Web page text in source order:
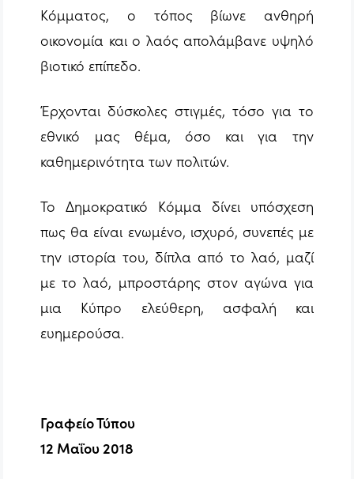
Κόμματος, ο τόπος βίωνε ανθηρή
οικονομία και ο λαός απολάμβανε υψηλό
βιοτικό επίπεδο.
Έρχονται δύσκολες στιγμές, τόσο για το
εθνικό μας θέμα, όσο και για την
καθημερινότητα των πολιτών.
Το Δημοκρατικό Κόμμα δίνει υπόσχεση
πως θα είναι ενωμένο, ισχυρό, συνεπές με
την ιστορία του, δίπλα από το λαό, μαζί
με το λαό, μπροστάρης στον αγώνα για
μια Κύπρο ελεύθερη, ασφαλή και
ευημερούσα.
Γραφείο Τύπου
12 Μαΐου 2018